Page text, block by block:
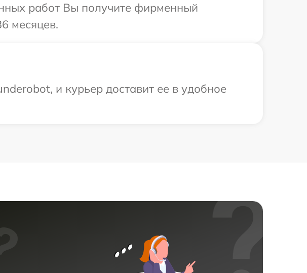
работ Вы получите фирменный
месяцев.
и курьер доставит ее в удобное